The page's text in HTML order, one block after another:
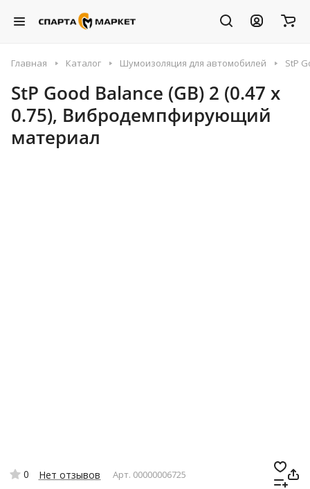
Главная Каталог Шумоизоляция для автомобилей StP
StP Good Balance (GB) 2 (0.47 х
0.75), Вибродемпфирующий
материал
0 Нет отзывов Арт. 00000006725